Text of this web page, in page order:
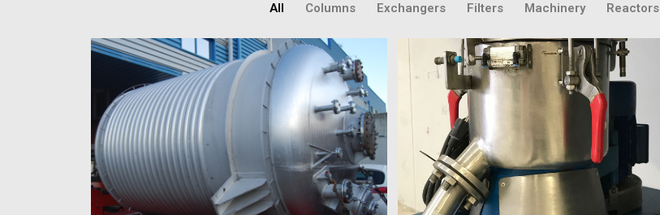
All Columns Exchangers Filters Machinery Reactors